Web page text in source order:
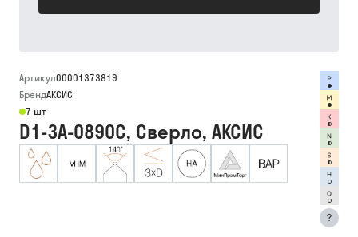
Артикул00001373819
БрендАКСИС
7 шт
D1-3A-0890C, Сверло, АКСИС
?